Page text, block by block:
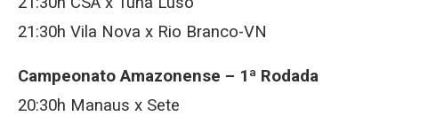
21:30h Vila Nova x Rio Branco-VN
Campeonato Amazonense – 1ª Rodada
20:30h Manaus x Sete